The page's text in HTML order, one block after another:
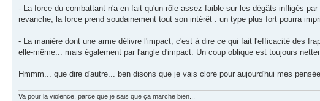
- La force du combattant n'a en fait qu'un rôle assez faible sur les dégâts infligés
revanche, la force prend soudainement tout son intérêt : un type plus fort pourra
- La manière dont une arme délivre l'impact, c'est à dire ce qui fait l'efficacité des
elle-même... mais également par l'angle d'impact. Un coup oblique est toujours
Hmmm... que dire d'autre... ben disons que je vais clore pour aujourd'hui mes
Va pour la violence, parce que je sais que ça marche bien...